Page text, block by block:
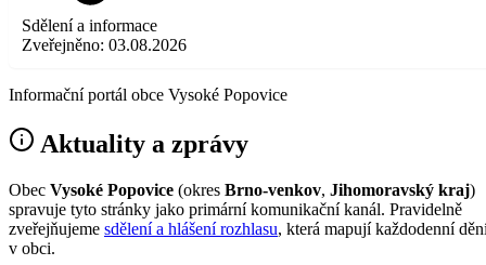
Sdělení a informace
Zveřejněno: 03.08.2026
Informační portál obce Vysoké Popovice
Aktuality a zprávy
Obec Vysoké Popovice (okres Brno-venkov, Jihomoravský kraj)
spravuje tyto stránky jako primární komunikační kanál. Pravidelně
zveřejňujeme sdělení a hlášení rozhlasu, která mapují každodenní
v obci.